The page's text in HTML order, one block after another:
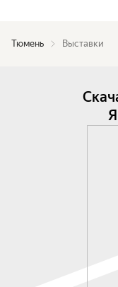
Тюмень Выставки